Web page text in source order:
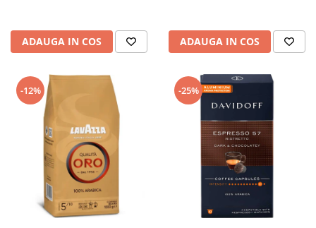
ADAUGA IN COS ADAUGA IN COS
-12% -25%